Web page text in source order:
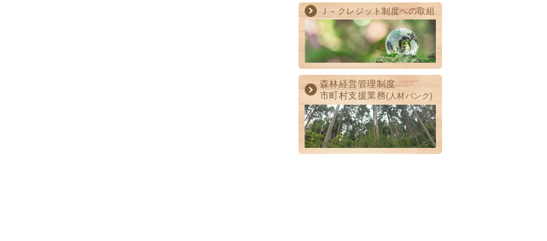
Ｊ－クレジット制度への取組
森林経営管理制度
市町村支援業務(人材バンク)